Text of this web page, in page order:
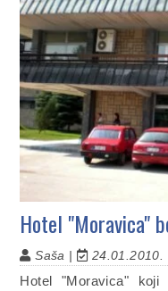
Hotel "Moravica"
Saša | 24.01.2010.
Hotel "Moravica"